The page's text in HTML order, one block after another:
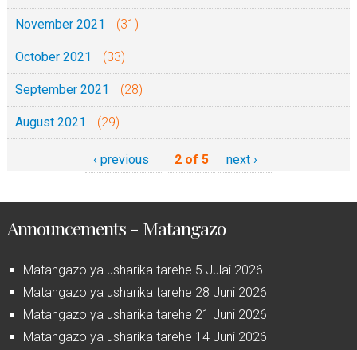
November 2021 (31)
October 2021 (33)
September 2021 (28)
August 2021 (29)
‹ previous 2 of 5 next ›
Announcements - Matangazo
Matangazo ya usharika tarehe 5 Julai 2026
Matangazo ya usharika tarehe 28 Juni 2026
Matangazo ya usharika tarehe 21 Juni 2026
Matangazo ya usharika tarehe 14 Juni 2026